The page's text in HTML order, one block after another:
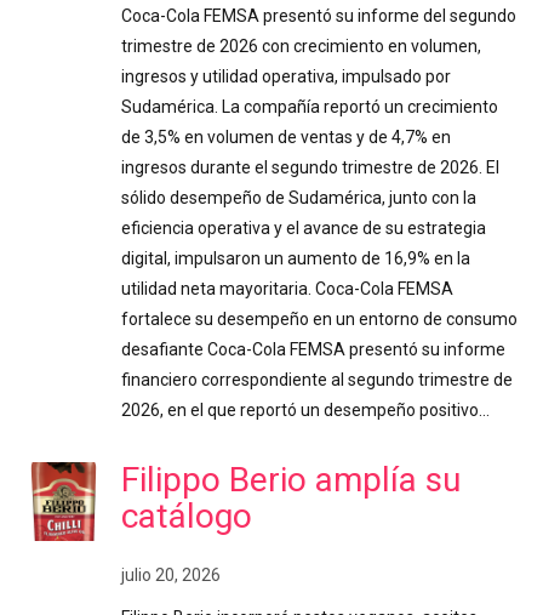
Coca-Cola FEMSA presentó su informe del segundo
trimestre de 2026 con crecimiento en volumen,
ingresos y utilidad operativa, impulsado por
Sudamérica. La compañía reportó un crecimiento
de 3,5% en volumen de ventas y de 4,7% en
ingresos durante el segundo trimestre de 2026. El
sólido desempeño de Sudamérica, junto con la
eficiencia operativa y el avance de su estrategia
digital, impulsaron un aumento de 16,9% en la
utilidad neta mayoritaria. Coca-Cola FEMSA
fortalece su desempeño en un entorno de consumo
desafiante Coca-Cola FEMSA presentó su informe
financiero correspondiente al segundo trimestre de
2026, en el que reportó un desempeño positivo…
Filippo Berio amplía su
catálogo
julio 20, 2026